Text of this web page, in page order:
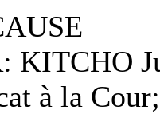
KITCHO
à la Cour;